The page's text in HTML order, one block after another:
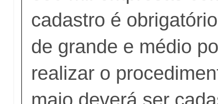
cadastro é
de grande e médio
realizar o
maio deverá ser